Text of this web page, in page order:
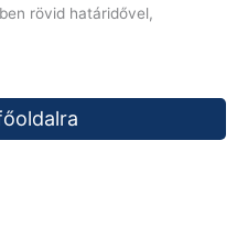
rövid határidővel,